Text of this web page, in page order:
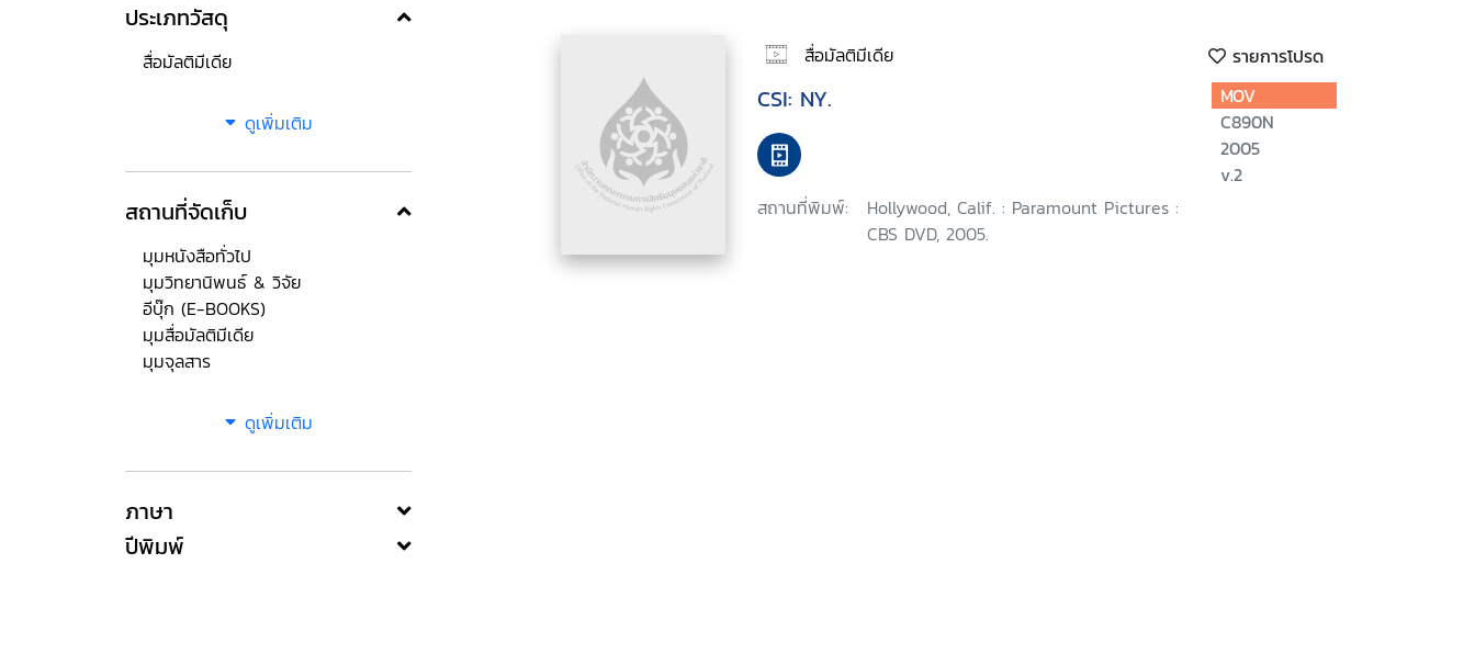
ประเภทวัสดุ
สื่อมัลติมีเดีย
ดูเพิ่มเติม
สถานที่จัดเก็บ
มุมหนังสือทั่วไป
มุมวิทยานิพนธ์ & วิจัย
อีบุ๊ก (E-BOOKS)
มุมสื่อมัลติมีเดีย
มุมจุลสาร
ดูเพิ่มเติม
ภาษา
ปีพิมพ์
สื่อมัลติมีเดีย รายการโปรด
CSI: NY.
สถานที่พิมพ์:
Hollywood, Calif. : Paramount Pictures :
CBS DVD, 2005.
MOV
C890N
2005
v.2